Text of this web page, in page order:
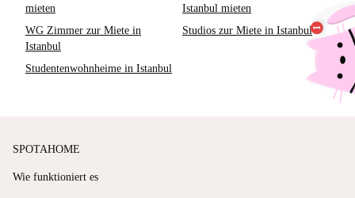
mieten
Istanbul mieten
WG Zimmer zur Miete in
Istanbul
Studios zur Miete in Istanbul
Studentenwohnheime in Istanbul
SPOTAHOME
Wie funktioniert es